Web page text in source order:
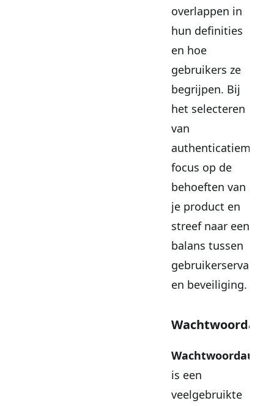
overlappen in
hun definities
en hoe
gebruikers ze
begrijpen. Bij
het selecteren
van
focus op de
behoeften van
je product en
streef naar een
balans tussen
gebruikerservaring
en beveiliging.
is een
veelgebruikte